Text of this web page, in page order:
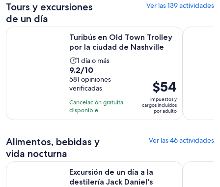
Tours y excursiones
de un día
Ver las 139 actividades
Turibús en Old Town Trolley
por la ciudad de Nashville
La
actividad
dura
1
día
1 día o más
9.2
de
10
con
581
opiniones
9.2/10
581 opiniones
verificadas
Cancelación gratuita
disponible
El
precio
es
de
adulto
$54
impuestos y
cargos incluidos
por adulto
Turibús en Old Town Trolley por la ciudad de Nashville Se
Alimentos, bebidas y
vida nocturna
Ver las 46 actividades
Excursión de un día a la
destilería Jack Daniel's
Excursión de un día a la destilería Jack Daniel's Se abrirá en